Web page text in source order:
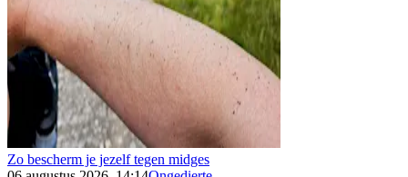
Zo bescherm je jezelf tegen midges